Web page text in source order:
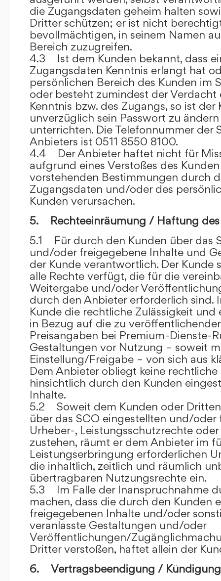
die Zugangsdaten geheim halten
Dritter schützen; er ist nicht
bevollmächtigen, in seinem Namen
Bereich zuzugreifen.
4.3 Ist dem Kunden bekannt, dass
Zugangsdaten Kenntnis erlangt hat
persönlichen Bereich des Kunden im
oder besteht zumindest der Verdacht
Kenntnis bzw. des Zugangs, so ist
unverzüglich sein Passwort zu
unterrichten. Die Telefonnummer der
Anbieters ist 0511 8550 8100.
4.4 Der Anbieter haftet nicht für
aufgrund eines Verstoßes des
vorstehenden Bestimmungen durch
Zugangsdaten und/oder des
Kunden verursachen.
5. Rechteeinräumung / Haftung des
5.1 Für durch den Kunden über das
und/oder freigegebene Inhalte und
der Kunde verantwortlich. Der Kunde
alle Rechte verfügt, die für die
Weitergabe und/oder
durch den Anbieter erforderlich sind.
Kunde die rechtliche Zulässigkeit
in Bezug auf die zu
Preisangaben bei Premium-Dienste-
Gestaltungen vor Nutzung – soweit
Einstellung/Freigabe – von sich aus
Dem Anbieter obliegt keine
hinsichtlich durch den Kunden
Inhalte.
5.2 Soweit dem Kunden oder
über das SCO eingestellten und/
Urheber-, Leistungsschutzrechte
zustehen, räumt er dem Anbieter im
Leistungserbringung erforderlichen
die inhaltlich, zeitlich und räumlich
übertragbaren Nutzungsrechte ein.
5.3 Im Falle der Inanspruchnahme
machen, dass die durch den Kunden
freigegebenen Inhalte und/oder
veranlasste Gestaltungen und/oder
Veröffentlichungen/
Dritter verstoßen, haftet allein der
6. Vertragsbeendigung / Kündigung